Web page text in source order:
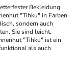
Bekleidung
"Tihku" in Farben
sondern auch
Sie sind leicht,
"Tihku" ist ein
als auch